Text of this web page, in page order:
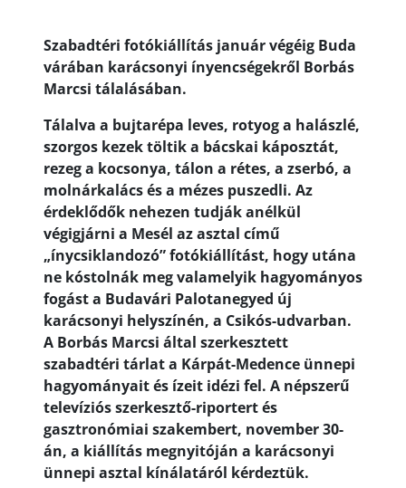
Szabadtéri fotókiállítás január végéig Buda
várában karácsonyi ínyencségekről Borbás
Marcsi tálalásában.
Tálalva a bujtarépa leves, rotyog a halászlé,
szorgos kezek töltik a bácskai káposztát,
rezeg a kocsonya, tálon a rétes, a zserbó, a
molnárkalács és a mézes puszedli. Az
érdeklődők nehezen tudják anélkül
végigjárni a Mesél az asztal című
„ínycsiklandozó” fotókiállítást, hogy utána
ne kóstolnák meg valamelyik hagyományos
fogást a Budavári Palotanegyed új
karácsonyi helyszínén, a Csikós-udvarban.
A Borbás Marcsi által szerkesztett
szabadtéri tárlat a Kárpát-Medence ünnepi
hagyományait és ízeit idézi fel. A népszerű
televíziós szerkesztő-riportert és
gasztronómiai szakembert, november 30-
án, a kiállítás megnyitóján a karácsonyi
ünnepi asztal kínálatáról kérdeztük.